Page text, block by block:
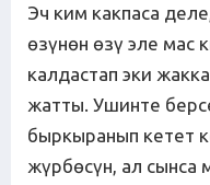
Эч ким какпаса
өзүнөн өзү эле мас
калдастап эки
жатты. Ушинте
быркыранып кетет
жүрбөсүн, ал